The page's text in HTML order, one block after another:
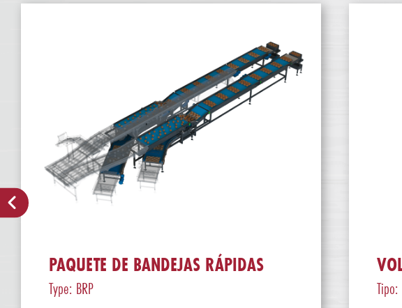
PAQUETE DE BANDEJAS RÁPIDAS
Type: BRP